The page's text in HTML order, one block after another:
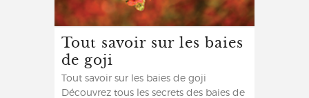
Tout savoir sur les baies
de goji
Tout savoir sur les baies de goji
Découvrez tous les secrets des baies de